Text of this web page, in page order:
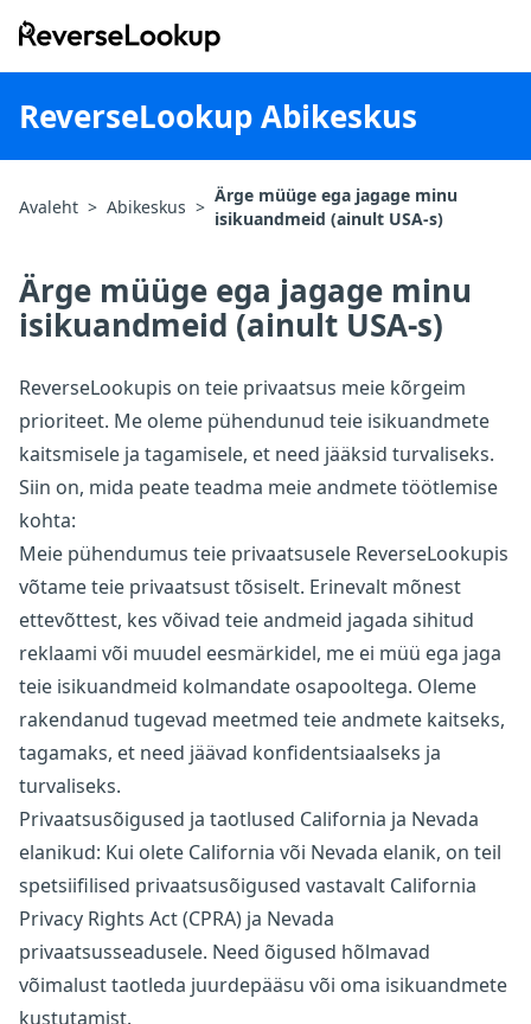
ReverseLookup
ReverseLookup Abikeskus
Avaleht > Abikeskus >
Ärge müüge ega jagage minu
isikuandmeid (ainult USA-s)
Ärge müüge ega jagage minu
isikuandmeid (ainult USA-s)
ReverseLookupis on teie privaatsus meie kõrgeim
prioriteet. Me oleme pühendunud teie isikuandmete
kaitsmisele ja tagamisele, et need jääksid turvaliseks.
Siin on, mida peate teadma meie andmete töötlemise
kohta:
Meie pühendumus teie privaatsusele ReverseLookupis
võtame teie privaatsust tõsiselt. Erinevalt mõnest
ettevõttest, kes võivad teie andmeid jagada sihitud
reklaami või muudel eesmärkidel, me ei müü ega jaga
teie isikuandmeid kolmandate osapooltega. Oleme
rakendanud tugevad meetmed teie andmete kaitseks,
tagamaks, et need jäävad konfidentsiaalseks ja
turvaliseks.
Privaatsusõigused ja taotlused California ja Nevada
elanikud: Kui olete California või Nevada elanik, on teil
spetsiifilised privaatsusõigused vastavalt California
Privacy Rights Act (CPRA) ja Nevada
privaatsusseadusele. Need õigused hõlmavad
võimalust taotleda juurdepääsu või oma isikuandmete
kustutamist.